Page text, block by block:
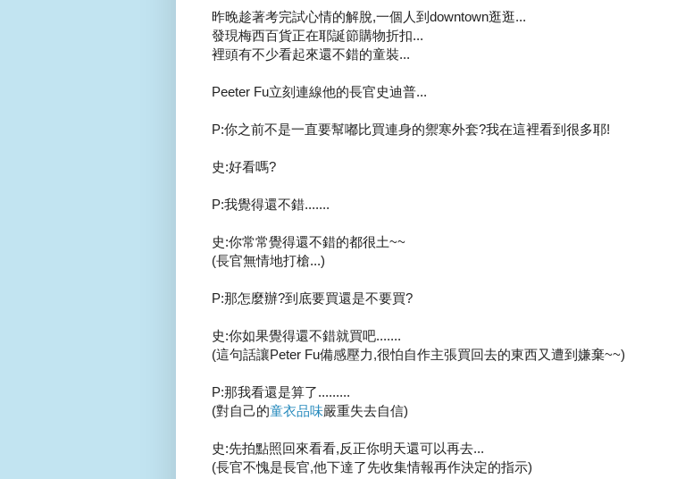
昨晚趁著考完試心情的解脫,一個人到downtown逛逛...
發現梅西百貨正在耶誕節購物折扣...
裡頭有不少看起來還不錯的童裝...
Peeter Fu立刻連線他的長官史迪普...
P:你之前不是一直要幫嘟比買連身的禦寒外套?我在這裡看到很多耶!
史:好看嗎?
P:我覺得還不錯.......
史:你常常覺得還不錯的都很土~~
(長官無情地打槍...)
P:那怎麼辦?到底要買還是不要買?
史:你如果覺得還不錯就買吧.......
(這句話讓Peter Fu備感壓力,很怕自作主張買回去的東西又遭到嫌棄~~)
P:那我看還是算了.........
(對自己的童衣品味嚴重失去自信)
史:先拍點照回來看看,反正你明天還可以再去...
(長官不愧是長官,他下達了先收集情報再作決定的指示)